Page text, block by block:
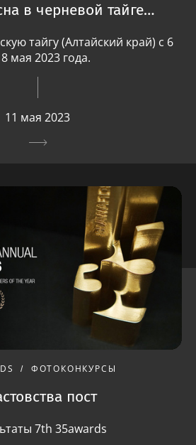
в черневой тайге…
тайгу (Алтайский край) с 6
мая 2023 года.
11 мая 2023
ФОТОКОНКУРСЫ
пост
7th 35awards